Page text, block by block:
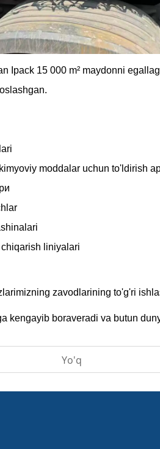
Ipack 15 000 m² maydonni
moddalar uchun to'ldirish
liniyalari
zavodlarining to'g'ri
kengayib boraveradi va butun
Yo'q